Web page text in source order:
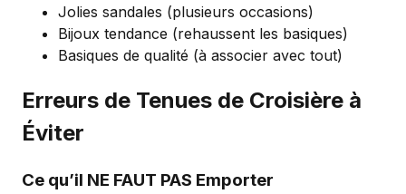
Jolies sandales (plusieurs occasions)
Bijoux tendance (rehaussent les basiques)
Basiques de qualité (à associer avec tout)
Erreurs de Tenues de Croisière à
Éviter
Ce qu’il NE FAUT PAS Emporter